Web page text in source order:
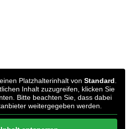
Platzhalterinhalt von Standard.
Inhalt zuzugreifen, klicken Sie
Bitte beachten Sie, dass dabei
weitergegeben werden.